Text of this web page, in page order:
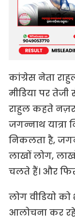
कांग्रेस नेता
मीडिया पर तेजी
राहुल कहते
जगन्नाथ यात्रा
निकलता है,
लाखों लोग,
चलते हैं। और फिर
लोग वीडियो
आलोचना कर रहे